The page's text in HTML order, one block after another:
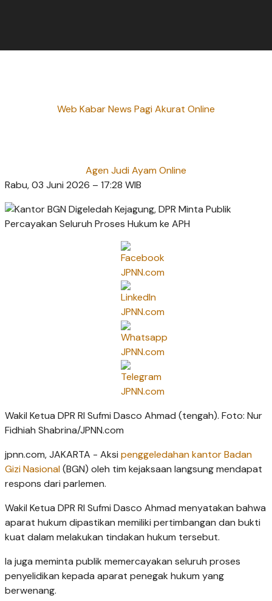
Web Kabar News Pagi Akurat Online
Agen Judi Ayam Online
Rabu, 03 Juni 2026 – 17:28 WIB
Wakil Ketua DPR RI Sufmi Dasco Ahmad (tengah). Foto: Nur
Fidhiah Shabrina/JPNN.com
jpnn.com, JAKARTA - Aksi penggeledahan kantor Badan
Gizi Nasional(BGN) oleh tim kejaksaan langsung mendapat
respons dari parlemen.
Wakil Ketua DPR RI Sufmi Dasco Ahmad menyatakan bahwa
aparat hukum dipastikan memiliki pertimbangan dan bukti
kuat dalam melakukan tindakan hukum tersebut.
Ia juga meminta publik memercayakan seluruh proses
penyelidikan kepada aparat penegak hukum yang
berwenang.